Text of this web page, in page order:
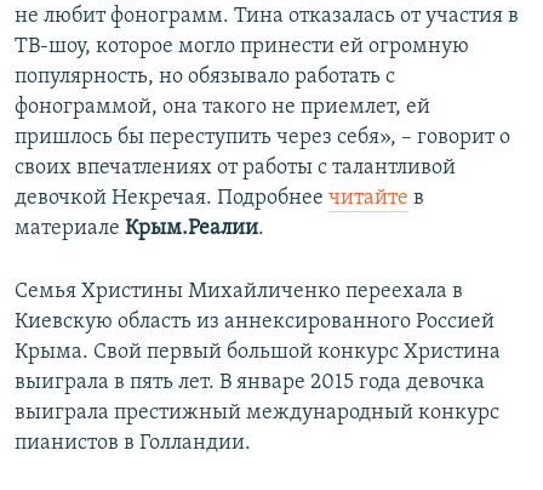
не любит фонограмм. Тина отказалась от участия в
ТВ-шоу, которое могло принести ей огромную
популярность, но обязывало работать с
фонограммой, она такого не приемлет, ей
пришлось бы переступить через себя», – говорит о
своих впечатлениях от работы с талантливой
девочкой Некречая. Подробнее читайте в
материале Крым.Реалии.
Семья Христины Михайличенко переехала в
Киевскую область из аннексированного Россией
Крыма. Свой первый большой конкурс Христина
выиграла в пять лет. В январе 2015 года девочка
выиграла престижный международный конкурс
пианистов в Голландии.